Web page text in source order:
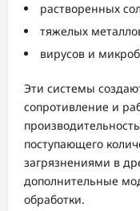
растворенных
тяжелых
вирусов и
Эти системы
сопротивление и
поступающего
загрязнениями в
дополнительные
обработки.